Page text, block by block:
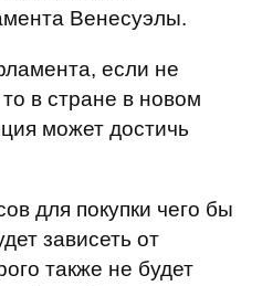
Венесуэлы.
если не
в стране в новом
может достичь
для покупки чего бы
зависеть от
также не будет